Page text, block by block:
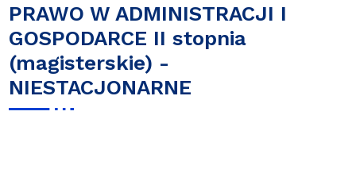
PRAWO W ADMINISTRACJI I
GOSPODARCE II stopnia
(magisterskie) -
NIESTACJONARNE